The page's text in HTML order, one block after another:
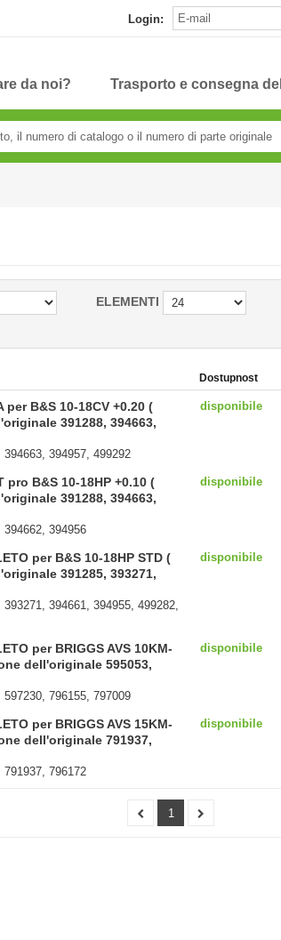
Login:
da noi? Trasporto e consegna
ELEMENTI
Dostupnost
per B&S 10-18CV +0.20 (
391288, 394663,
394957, 499292
disponibile
pro B&S 10-18HP +0.10 (
391288, 394663,
394956
disponibile
per B&S 10-18HP STD (
391285, 393271,
394661, 394955, 499282,
disponibile
per BRIGGS AVS 10KM-
dell'originale 595053,
796155, 797009
disponibile
per BRIGGS AVS 15KM-
dell'originale 791937,
796172
disponibile
1